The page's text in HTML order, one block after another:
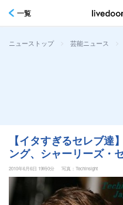
一覧
ニューストップ > 芸能ニュース >
【イタすぎるセレブ達
ング、シャーリーズ・
2010年6月6日 19時0分 写真：Techinsight